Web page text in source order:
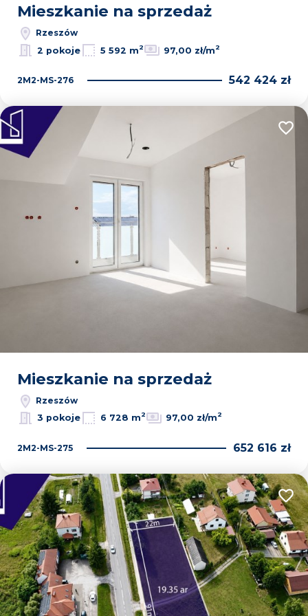
Mieszkanie na sprzedaż
Rzeszów
2 pokoje
5 592 m2 97,00 zł/m2
2M2-MS-276 542 424 zł
Mieszkanie na sprzedaż
Rzeszów
3 pokoje
6 728 m2 97,00 zł/m2
2M2-MS-275 652 616 zł